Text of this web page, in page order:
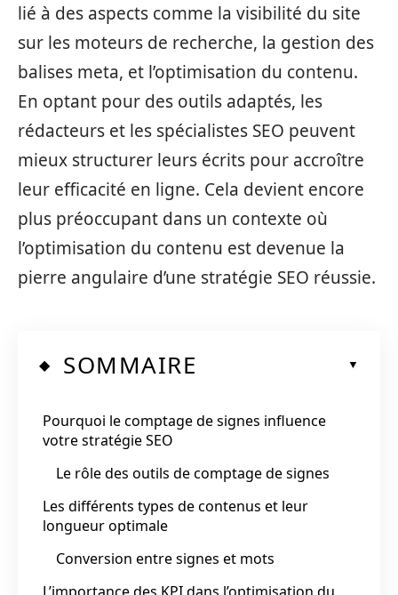
lié à des aspects comme la visibilité du site
sur les moteurs de recherche, la gestion des
balises meta, et l’optimisation du contenu.
En optant pour des outils adaptés, les
rédacteurs et les spécialistes SEO peuvent
mieux structurer leurs écrits pour accroître
leur efficacité en ligne. Cela devient encore
plus préoccupant dans un contexte où
l’optimisation du contenu est devenue la
pierre angulaire d’une stratégie SEO réussie.
SOMMAIRE
Pourquoi le comptage de signes influence
votre stratégie SEO
Le rôle des outils de comptage de signes
Les différents types de contenus et leur
longueur optimale
Conversion entre signes et mots
L’importance des KPI dans l’optimisation du